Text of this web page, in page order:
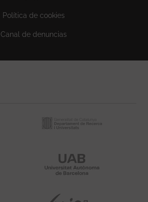
Política de cookies
Canal de denuncias